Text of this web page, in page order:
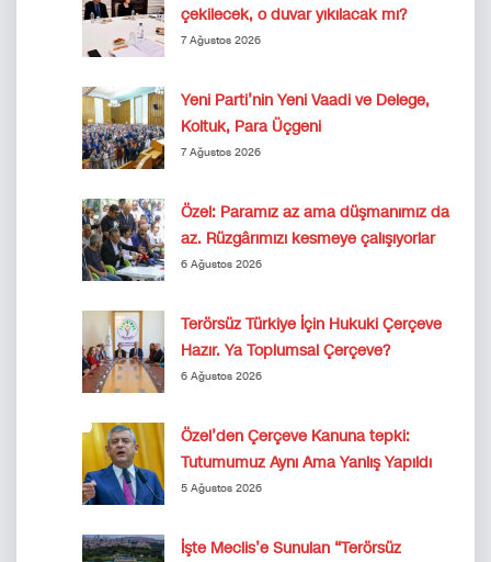
çekilecek, o duvar yıkılacak mı?
7 Ağustos 2026
Yeni Parti’nin Yeni Vaadi ve Delege,
Koltuk, Para Üçgeni
7 Ağustos 2026
Özel: Paramız az ama düşmanımız da
az. Rüzgârımızı kesmeye çalışıyorlar
6 Ağustos 2026
Terörsüz Türkiye İçin Hukuki Çerçeve
Hazır. Ya Toplumsal Çerçeve?
6 Ağustos 2026
Özel’den Çerçeve Kanuna tepki:
Tutumumuz Aynı Ama Yanlış Yapıldı
5 Ağustos 2026
İşte Meclis’e Sunulan “Terörsüz